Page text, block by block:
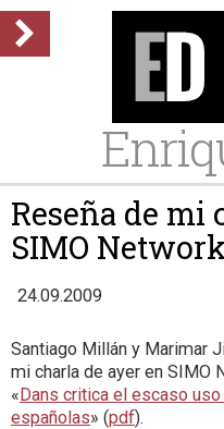
Reseña de mi
SIMO
24.09.2009
Santiago Millán y Marimar
mi charla de ayer en SIMO
«Dans critica el escaso
españolas» (pdf).